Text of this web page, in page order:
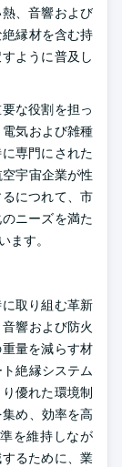
、音響および
縁材を含む持
ように普及し
な役割を担っ
気および雑種
専門にされた
宇宙企業が性
につれて、市
ニーズを満た
ます。
取り組む革新
響および防火
量を減らす材
絶縁システム
優れた環境制
め、効率を高
を維持しなが
るために、業